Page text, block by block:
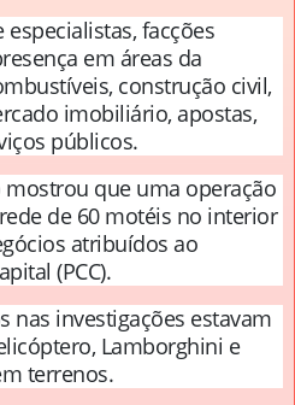
especialistas, facções
em áreas da
construção civil,
imobiliário, apostas,
públicos.
mostrou que uma operação
de 60 motéis no interior
atribuídos ao
(PCC).
nas investigações estavam
Lamborghini e
terrenos.